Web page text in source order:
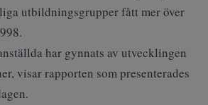
utbildningsgrupper fått mer över
har gynnats av utvecklingen
visar rapporten som presenterades